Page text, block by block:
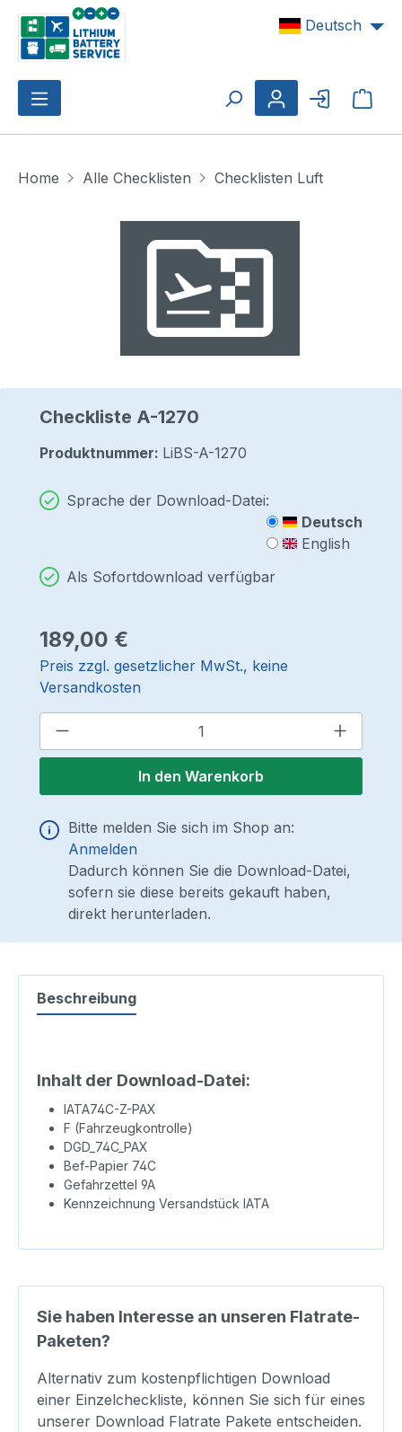
Zum Hauptinhalt springen Deutsch
Home Alle Checklisten
Checklisten Luft
Checkliste A-1270
Produktnummer: LiBS-A-1270
Sprache der Download-Datei:
Deutsch
English
Als Sofortdownload verfügbar
Regulärer Preis:
189,00 €
Preis zzgl. gesetzlicher MwSt., keine
Versandkosten
Produkt Anzahl: Gib den
In den Warenkorb
Bitte melden Sie sich im Shop an:
Anmelden
Dadurch können Sie die Download-Datei,
sofern sie diese bereits gekauft haben,
direkt herunterladen.
Beschreibung
Inhalt der Download-Datei:
IATA74C-Z-PAX
F (Fahrzeugkontrolle)
DGD_74C_PAX
Bef-Papier 74C
Gefahrzettel 9A
Kennzeichnung Versandstück IATA
Sie haben Interesse an unseren Flatrate-
Paketen?
Alternativ zum kostenpflichtigen Download
einer Einzelcheckliste, können Sie sich für eines
unserer Download Flatrate Pakete entscheiden.